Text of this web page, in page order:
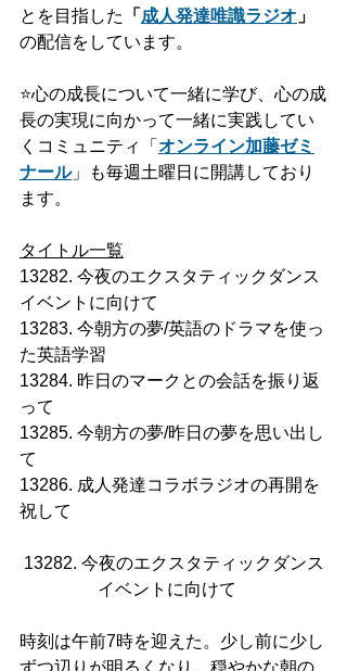
とを目指した
「 成人発達唯識ラジオ 」
の配信をしています。
⭐️心の成長について一緒に学び、心の成
長の実現に向かって一緒に実践してい
くコミュニティ「 オンライン加藤ゼミ
ナール」も毎週土曜日に開講しており
ます。
タイトル一覧
13282. 今夜のエクスタティックダンス
イベントに向けて
13283. 今朝方の夢/英語のドラマを使っ
た英語学習
13284. 昨日のマークとの会話を振り返
って
13285. 今朝方の夢/昨日の夢を思い出し
て
13286. 成人発達コラボラジオの再開を
祝して
13282. 今夜のエクスタティックダンス
イベントに向けて
時刻は午前7時を迎えた。少し前に少し
ずつ辺りが明るくなり、穏やかな朝の